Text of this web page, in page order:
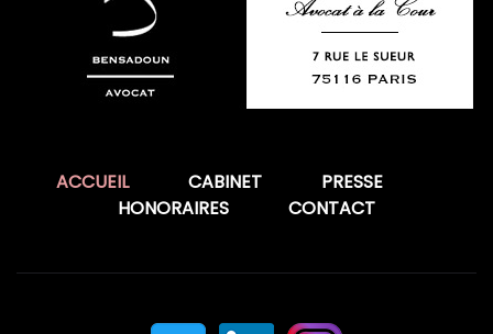
ACCUEIL CABINET
PRESSE
HONORAIRES
CONTACT